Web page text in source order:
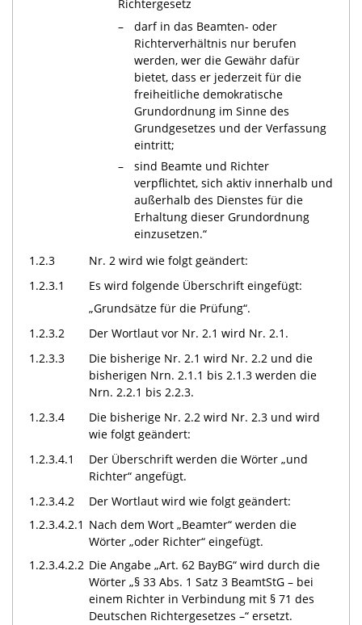
Richtergesetz
–
darf in das Beamten- oder
Richterverhältnis nur berufen
werden, wer die Gewähr dafür
bietet, dass er jederzeit für die
freiheitliche demokratische
Grundordnung im Sinne des
Grundgesetzes und der Verfassung
eintritt;
–
sind Beamte und Richter
verpflichtet, sich aktiv innerhalb und
außerhalb des Dienstes für die
Erhaltung dieser Grundordnung
einzusetzen.“
1.2.3
Nr. 2 wird wie folgt geändert:
1.2.3.1
Es wird folgende Überschrift eingefügt:
„Grundsätze für die Prüfung“.
1.2.3.2
Der Wortlaut vor Nr. 2.1 wird Nr. 2.1.
1.2.3.3
Die bisherige Nr. 2.1 wird Nr. 2.2 und die
bisherigen Nrn. 2.1.1 bis 2.1.3 werden die
Nrn. 2.2.1 bis 2.2.3.
1.2.3.4
Die bisherige Nr. 2.2 wird Nr. 2.3 und wird
wie folgt geändert:
1.2.3.4.1
Der Überschrift werden die Wörter „und
Richter“ angefügt.
1.2.3.4.2
Der Wortlaut wird wie folgt geändert:
1.2.3.4.2.1 Nach dem Wort „Beamter“ werden die
Wörter „oder Richter“ eingefügt.
1.2.3.4.2.2 Die Angabe „Art. 62 BayBG“ wird durch die
Wörter „§ 33 Abs. 1 Satz 3 BeamtStG – bei
einem Richter in Verbindung mit § 71 des
Deutschen Richtergesetzes –“ ersetzt.